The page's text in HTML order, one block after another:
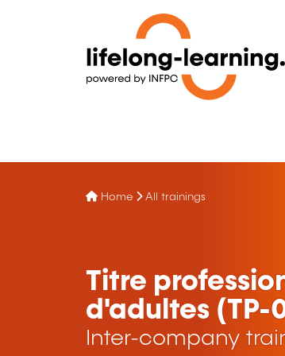
Home All trainings
Titre
d'adultes (TP-
Inter-company